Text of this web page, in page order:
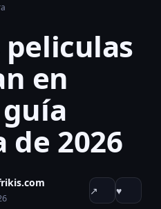
peliculas
en
2026
↗ ♥